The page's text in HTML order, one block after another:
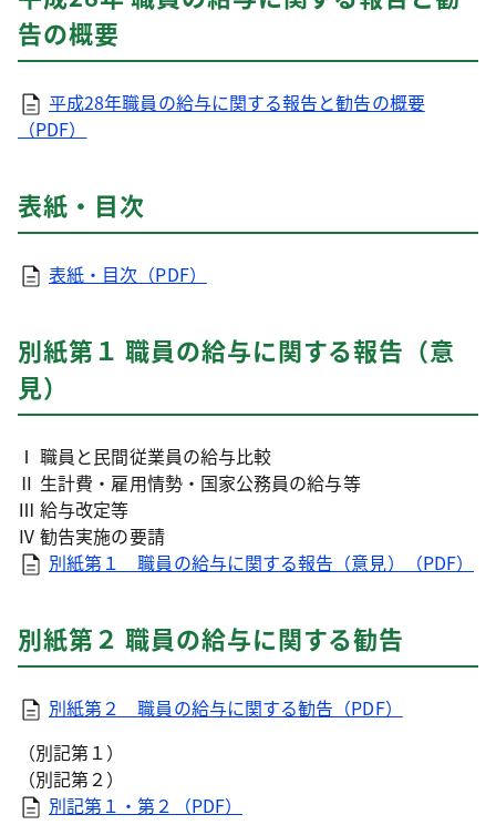
告の概要
平成28年職員の給与に関する報告と勧告の概要
（PDF）
表紙・目次
表紙・目次（PDF）
別紙第１ 職員の給与に関する報告（意
見）
Ⅰ 職員と民間従業員の給与比較
Ⅱ 生計費・雇用情勢・国家公務員の給与等
Ⅲ 給与改定等
Ⅳ 勧告実施の要請
別紙第１ 職員の給与に関する報告（意見）（PDF）
別紙第２ 職員の給与に関する勧告
別紙第２ 職員の給与に関する勧告（PDF）
（別記第１）
（別記第２）
別記第１・第２（PDF）